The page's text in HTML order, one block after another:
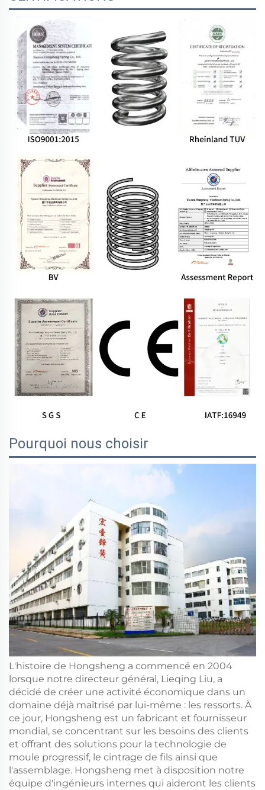
Pourquoi nous choisir
L'histoire de Hongsheng a commencé en 2004
lorsque notre directeur général, Lieqing Liu, a
décidé de créer une activité économique dans un
domaine déjà maîtrisé par lui-même : les ressorts. À
ce jour, Hongsheng est un fabricant et fournisseur
mondial, se concentrant sur les besoins des clients
et offrant des solutions pour la technologie de
moule progressif, le cintrage de fils ainsi que
l'assemblage. Hongsheng met à disposition notre
équipe d'ingénieurs internes qui aideront les clients